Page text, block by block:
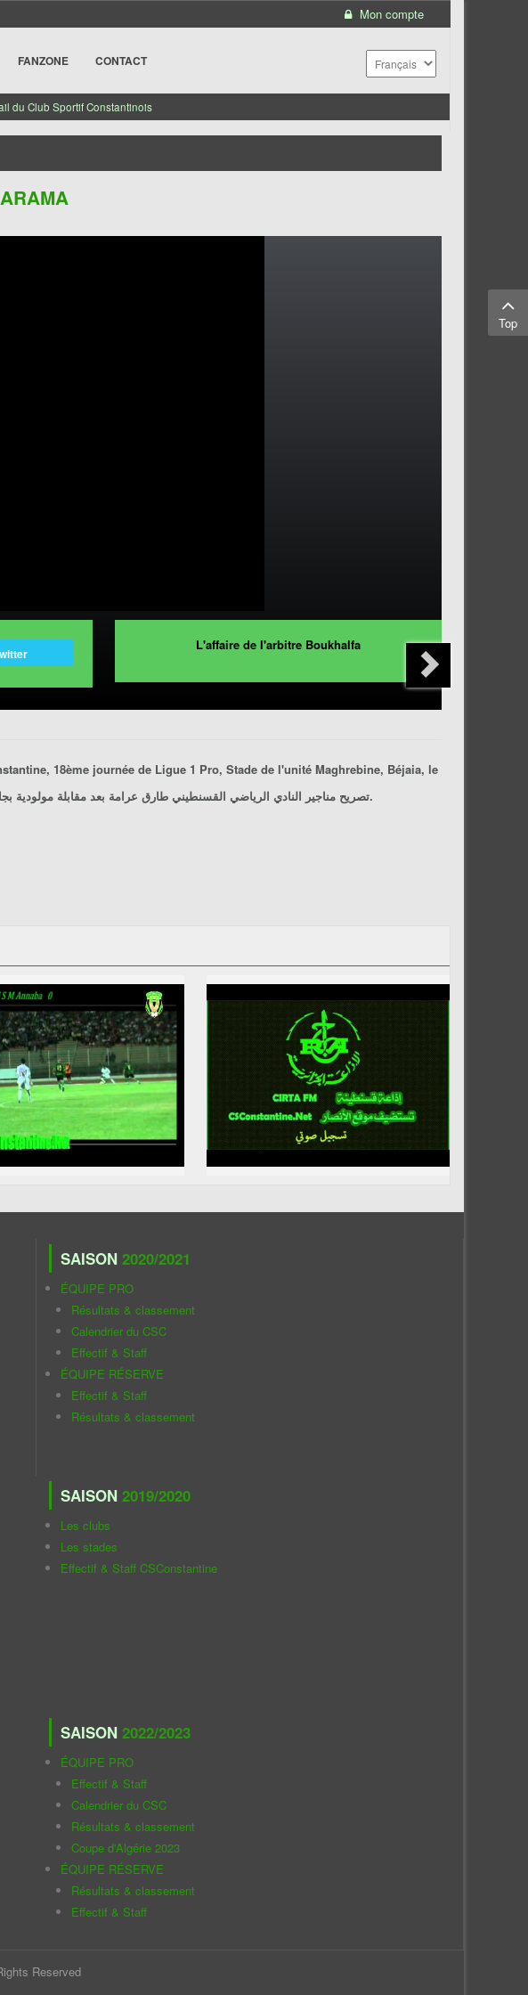
Mon compte
FANZONE CONTACT
du Club Sportif Constantinois
L'affaire de l'arbitre Boukhalfa
, 18ème journée de Ligue 1 Pro, Stade de l'unité Maghrebine, Béjaia, le
40/02/2017. تصريح مناجير النادي الرياضي القسنطيني طارق عرامة بعد مقابلة مولودية ، الجولة 18 من الرابطة المحترفة الأولى، ملعب الوحدة المغاربية، بجاية، يوم 2017/02/04.
SAISON 2020/2021
ÉQUIPE PRO
Résultats & classement
Calendrier du CSC
Effectif & Staff
ÉQUIPE RÉSERVE
Effectif & Staff
Résultats & classement
SAISON 2019/2020
Les clubs
Les stades
Effectif & Staff CSConstantine
SAISON 2022/2023
ÉQUIPE PRO
Effectif & Staff
Calendrier du CSC
Résultats & classement
Coupe d'Algérie 2023
ÉQUIPE RÉSERVE
Résultats & classement
Effectif & Staff
Reserved
Top